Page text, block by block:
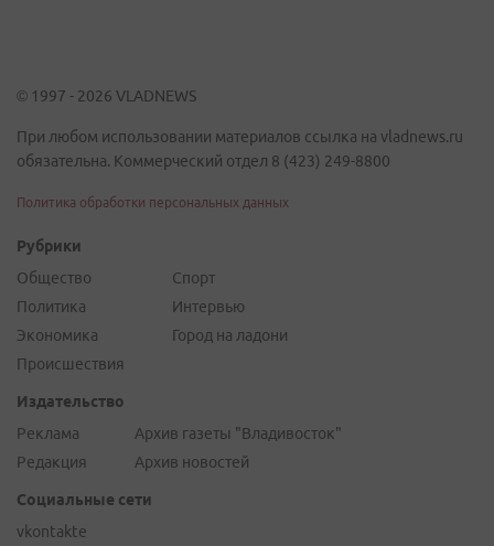
© 1997 - 2026 VLADNEWS
При любом использовании материалов ссылка на vladnews.ru
обязательна. Коммерческий отдел 8 (423) 249-8800
Политика обработки персональных данных
Рубрики
Общество
Политика
Экономика
Происшествия
Спорт
Интервью
Город на ладони
Издательство
Реклама
Редакция
Архив газеты "Владивосток"
Архив новостей
Социальные сети
vkontakte